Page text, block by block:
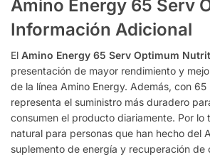
Amino Energy 65 Serv
Información Adicional
El Amino Energy 65 Serv Optimum
presentación de mayor rendimiento y
de la línea Amino Energy. Además, con
representa el suministro más duradero
consumen el producto diariamente. Por lo
natural para personas que han hecho del
suplemento de energía y recuperación de